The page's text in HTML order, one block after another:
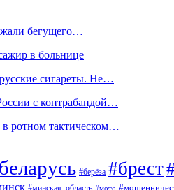
бегущего…
в больнице
сигареты. Не…
с контрабандой…
в ротном тактическом…
#берёза #брест
#минская_область #мото